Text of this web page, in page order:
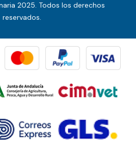
2025. Todos los derechos
reservados.